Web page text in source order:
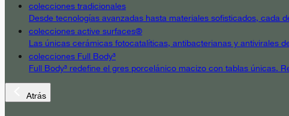
colecciones tradicionales
Desde tecnologías avanzadas hasta materiales sofisticados, cada
colecciones active surfaces®
Las únicas cerámicas fotocatalíticas, antibacterianas y antivirales
colecciones Full Body³
Full Body³ redefine el gres porcelánico macizo con tablas únicas.
Atrás